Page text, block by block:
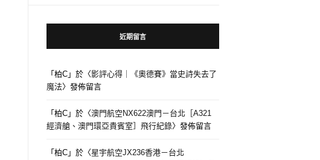
近期留言
「柏C 」於〈影評心得｜《奧德賽》當史詩失去了
魔法〉發佈留言
「柏C 」於〈澳門航空NX622澳門－台北［A321
經濟艙、澳門環亞貴賓室］飛行紀錄〉發佈留言
「柏C 」於〈星宇航空JX236香港－台北